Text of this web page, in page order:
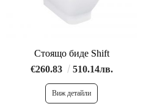
Стоящо биде Shift
€260.83
510.14лв.
Виж детайли